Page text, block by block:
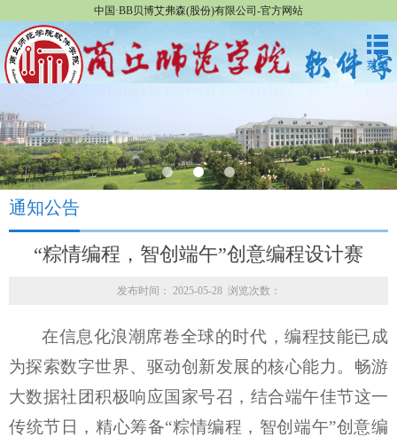
中国·BB贝博艾弗森(股份)有限公司-官方网站
通知公告
“粽情编程，智创端午”创意编程设计赛
发布时间： 2025-05-28 浏览次数：
在信息化浪潮席卷全球的时代，编程技能已成
为探索数字世界、驱动创新发展的核心能力。畅游
大数据社团积极响应国家号召，结合端午佳节这一
传统节日，精心筹备“粽情编程，智创端午”创意编